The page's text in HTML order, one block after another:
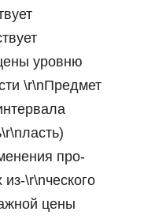
уровню
\r\nПредмет
про-
\r\nческого
цены